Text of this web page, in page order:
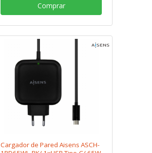
Comprar
Cargador de Pared Aisens ASCH-